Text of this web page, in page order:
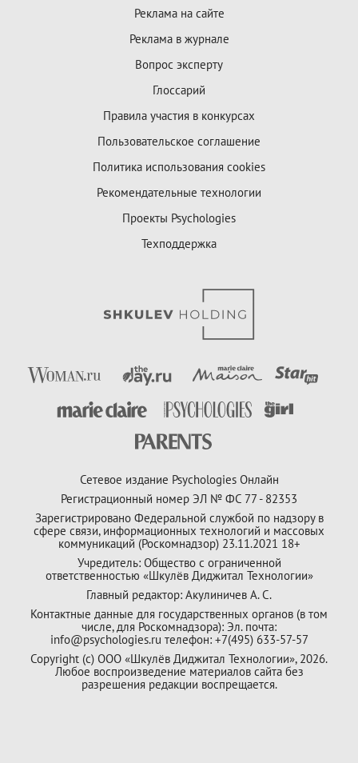
Реклама на сайте
Реклама в журнале
Вопрос эксперту
Глоссарий
Правила участия в конкурсах
Пользовательское соглашение
Политика использования cookies
Рекомендательные технологии
Проекты Psychologies
Техподдержка
Сетевое издание Psychologies Онлайн
Регистрационный номер ЭЛ № ФС 77 - 82353
Зарегистрировано Федеральной службой по надзору в
сфере связи, информационных технологий и массовых
коммуникаций (Роскомнадзор) 23.11.2021 18+
Учредитель: Общество с ограниченной
ответственностью «Шкулёв Диджитал Технологии»
Главный редактор: Акулиничев А. С.
Контактные данные для государственных органов (в том
числе, для Роскомнадзора): Эл. почта:
info@psychologies.ru телефон: +7(495) 633-57-57
Copyright (с) ООО «Шкулёв Диджитал Технологии», 2026.
Любое воспроизведение материалов сайта без
разрешения редакции воспрещается.